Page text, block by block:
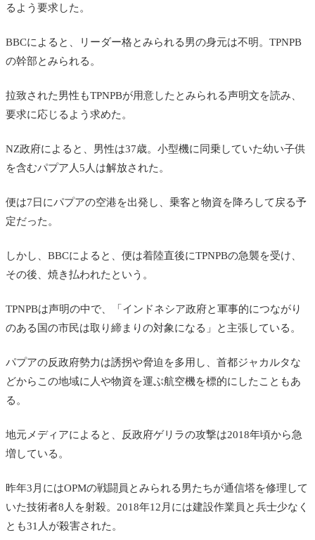
るよう要求した。
BBCによると、リーダー格とみられる男の身元は不明。TPNPB
の幹部とみられる。
拉致された男性もTPNPBが用意したとみられる声明文を読み、
要求に応じるよう求めた。
NZ政府によると、男性は37歳。 小型機に同乗していた幼い子供
を含むパプア人5人は解放された。
便は7日にパプアの空港を出発し、乗客と物資を降ろして戻る予
定だった。
しかし、BBCによると、便は着陸直後にTPNPBの急襲を受け、
その後、焼き払われたという。
TPNPBは声明の中で、「インドネシア政府と軍事的につながり
のある国の市民は取り締まりの対象になる」と主張している。
パプアの反政府勢力は誘拐や脅迫を多用し、首都ジャカルタな
どからこの地域に人や物資を運ぶ航空機を標的にしたこともあ
る。
地元メディアによると、反政府ゲリラの攻撃は2018年頃から急
増している。
昨年3月にはOPMの戦闘員とみられる男たちが通信塔を修理して
いた技術者8人を射殺。 2018年12月には建設作業員と兵士少なく
とも31人が殺害された。